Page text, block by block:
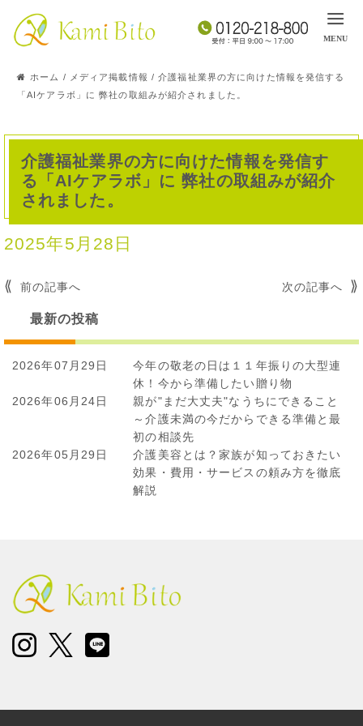
ホーム / メディア掲載情報 /介護福祉業界の方に向けた情報を発信する
「AIケアラボ」に 弊社の取組みが紹介されました。
介護福祉業界の方に向けた情報を発信す
る「AIケアラボ」に 弊社の取組みが紹介
されました。
2025年5月28日
投
ビ
ゲ
シ
前の記事へ 次の記事へ
最新の投稿
2026年07月29日
今年の敬老の日は１１年振りの大型連
休！今から準備したい贈り物
2026年06月24日
親が"まだ大丈夫"なうちにできること
～介護未満の今だからできる準備と最
初の相談先
2026年05月29日
介護美容とは？家族が知っておきたい
効果・費用・サービスの頼み方を徹底
解説